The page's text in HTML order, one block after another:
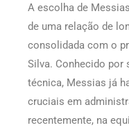
A escolha de
de uma relação de
consolidada com o
Silva. Conhecido por
técnica, Messias já
cruciais em
recentemente, na